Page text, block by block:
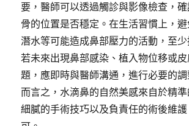
要，醫師可以透過觸診與影像檢查，
骨的位置是否穩定。在生活習慣上，
潛水等可能造成鼻部壓力的活動，至少
若未來出現鼻部感染、植入物位移或
題，應即時與醫師溝通，進行必要的
而言之，水滴鼻的自然美感來自於精準
細膩的手術技巧以及負責任的術後維